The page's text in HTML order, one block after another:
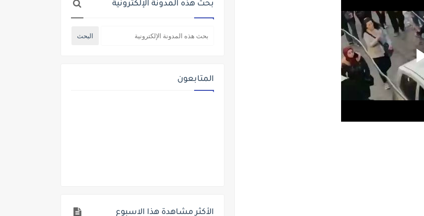
بحث هذه المدونة الإلكترونية
المتابعون
الأكثر مشاهدة هذا الاسبوع